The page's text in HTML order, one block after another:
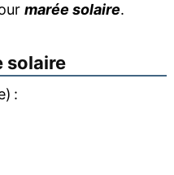
marée solaire.
solaire
: